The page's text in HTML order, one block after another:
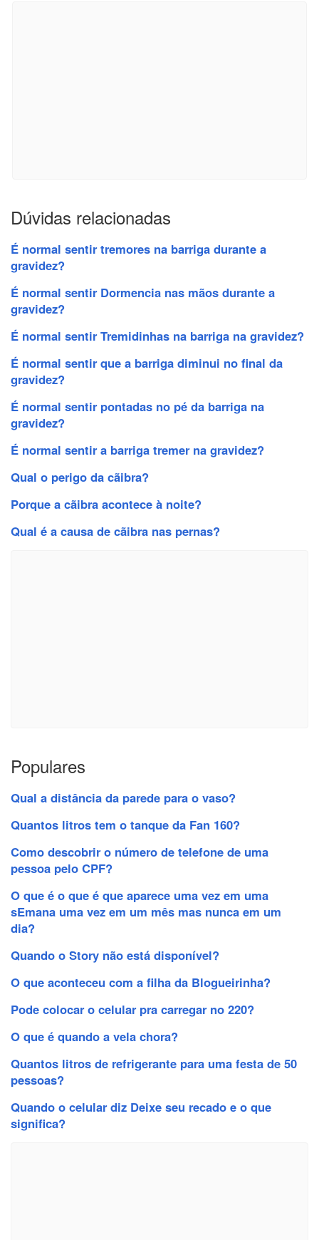
Dúvidas relacionadas
É normal sentir tremores na barriga durante a
gravidez?
É normal sentir Dormencia nas mãos durante a
gravidez?
É normal sentir Tremidinhas na barriga na gravidez?
É normal sentir que a barriga diminui no final da
gravidez?
É normal sentir pontadas no pé da barriga na
gravidez?
É normal sentir a barriga tremer na gravidez?
Qual o perigo da cãibra?
Porque a cãibra acontece à noite?
Qual é a causa de cãibra nas pernas?
Populares
Qual a distância da parede para o vaso?
Quantos litros tem o tanque da Fan 160?
Como descobrir o número de telefone de uma
pessoa pelo CPF?
O que é o que é que aparece uma vez em uma
sEmana uma vez em um mês mas nunca em um
dia?
Quando o Story não está disponível?
O que aconteceu com a filha da Blogueirinha?
Pode colocar o celular pra carregar no 220?
O que é quando a vela chora?
Quantos litros de refrigerante para uma festa de 50
pessoas?
Quando o celular diz Deixe seu recado e o que
significa?